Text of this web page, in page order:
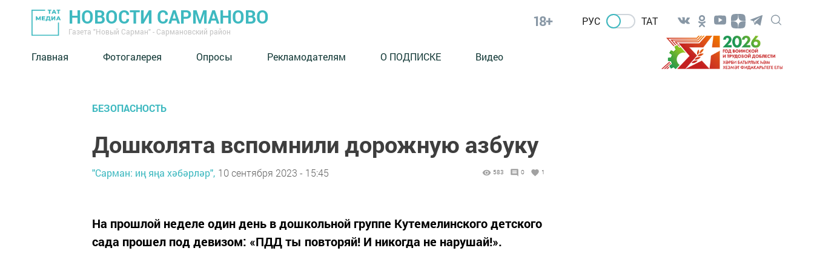
НОВОСТИ САРМАНОВО
Газета "Новый Сарман" - Сармановский район
18+ РУС ТАТ
Главная Фотогалерея Опросы Рекламодателям О ПОДПИСКЕ Видео
БЕЗОПАСНОСТЬ
Дошколята вспомнили дорожную азбуку
"Сарман: иң яңа хәбәрләр", 10 сентября 2023 - 15:45 583 0 1
На прошлой неделе один день в дошкольной группе Кутемелинского детского
сада прошел под девизом: «ПДД ты повторяй! И никогда не нарушай!».